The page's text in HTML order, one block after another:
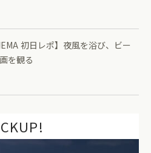
初日レポ】夜風を浴び、ビー
を観る